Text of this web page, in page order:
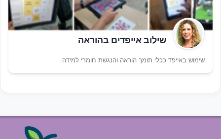
שילוב אייפדים בהוראה
שימוש באייפד ככלי תומך הוראה והנגשת חומרי למידה